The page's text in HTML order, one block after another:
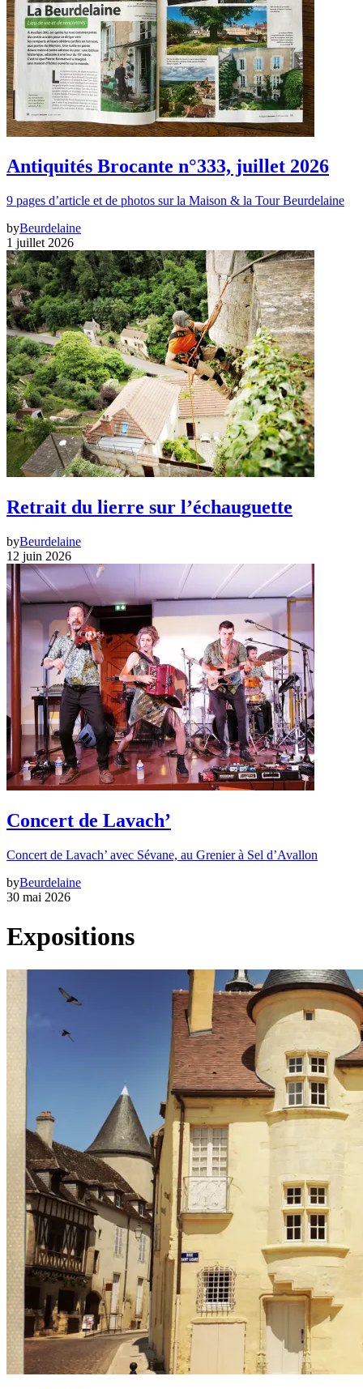
Antiquités Brocante n°333, juillet 2026
9 pages d’article et de photos sur la Maison & la Tour Beurdelaine
byBeurdelaine
1 juillet 2026
Retrait du lierre sur l’échauguette
byBeurdelaine
12 juin 2026
Concert de Lavach’
Concert de Lavach’ avec Sévane, au Grenier à Sel d’Avallon
byBeurdelaine
30 mai 2026
Expositions